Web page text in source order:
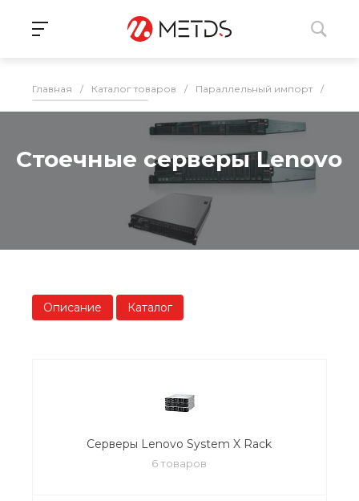
Главная / Каталог товаров / Параллельный импорт /
Стоечные серверы Lenovo
Описание Каталог
Серверы Lenovo System X Rack
6 товаров